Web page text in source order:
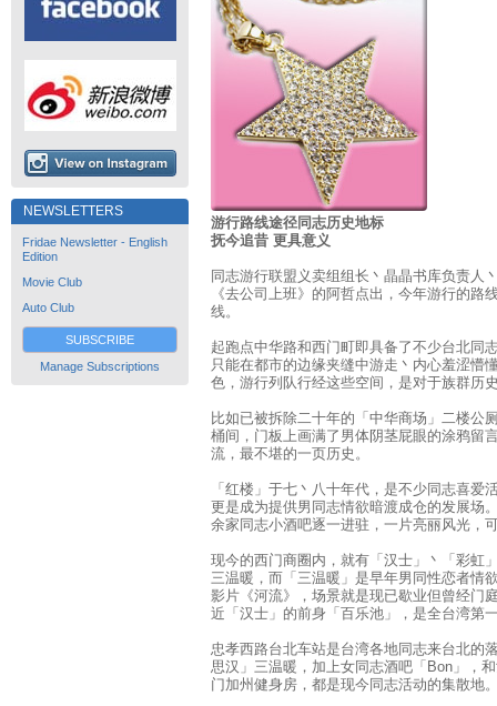
NEWSLETTERS
Fridae Newsletter - English
Edition
Movie Club
Auto Club
SUBSCRIBE
Manage Subscriptions
游行路线途径同志历史地标
抚今追昔 更具意义
同志游行联盟义卖组组长丶晶晶书库负责人
《去公司上班》的阿哲点出，今年游行的路
线。
起跑点中华路和西门町即具备了不少台北同
只能在都市的边缘夹缝中游走丶内心羞涩懵
色，游行列队行经这些空间，是对于族群历
比如已被拆除二十年的「中华商场」二楼公
桶间，门板上画满了男体阴茎屁眼的涂鸦留
流，最不堪的一页历史。
「红楼」于七丶八十年代，是不少同志喜爱
更是成为提供男同志情欲暗渡成仓的发展场
余家同志小酒吧逐一进驻，一片亮丽风光，
现今的西门商圈内，就有「汉士」丶「彩虹
三温暖，而「三温暖」是早年男同性恋者情
影片《河流》，场景就是现已歇业但曾经门
近「汉士」的前身「百乐池」，是全台湾第
忠孝西路台北车站是台湾各地同志来台北的
思汉」三温暖，加上女同志酒吧「Bon」，
门加州健身房，都是现今同志活动的集散地